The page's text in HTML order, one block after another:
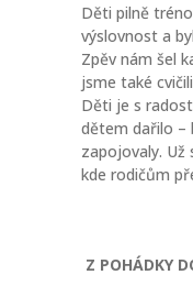
Děti pilně
výslovnost a
Zpěv nám šel
jsme také
Děti je s
dětem dařilo –
zapojovaly. Už
kde rodičům
Z POHÁDKY